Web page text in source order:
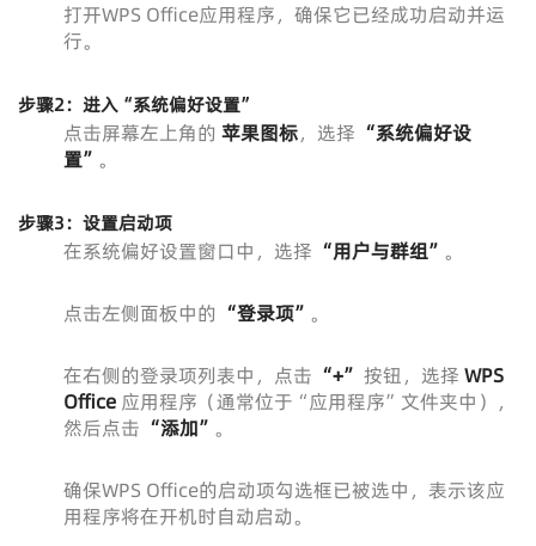
打开WPS Office应用程序，确保它已经成功启动并运
行。
步骤2：进入“系统偏好设置”
点击屏幕左上角的 苹果图标，选择 “系统偏好设
置” 。
步骤3：设置启动项
在系统偏好设置窗口中，选择 “用户与群组” 。
点击左侧面板中的 “登录项” 。
在右侧的登录项列表中，点击 “+” 按钮，选择 WPS
Office应用程序（通常位于“应用程序”文件夹中），
然后点击 “添加” 。
确保WPS Office的启动项勾选框已被选中，表示该应
用程序将在开机时自动启动。